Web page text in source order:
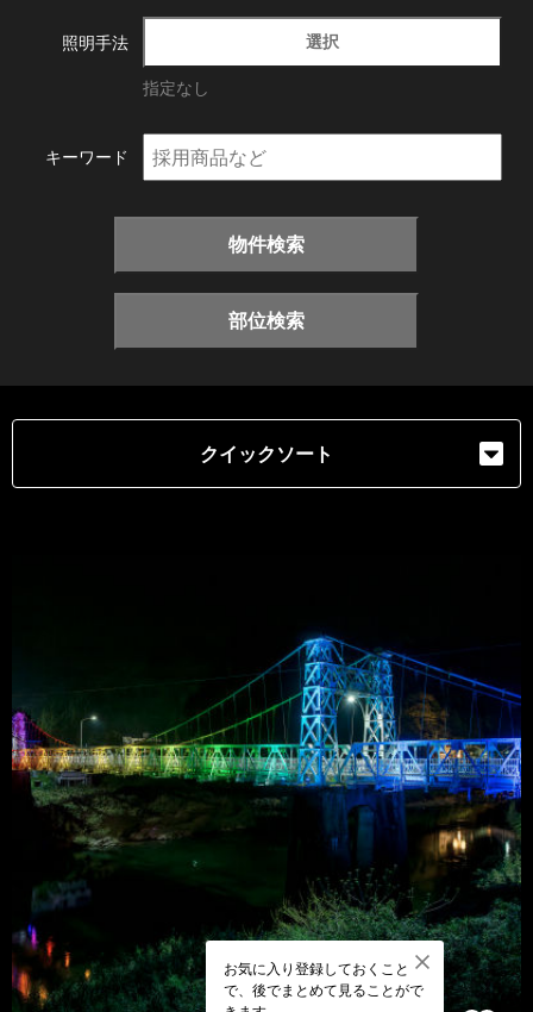
照明手法 選択
指定なし
キーワード
物件検索
部位検索
クイックソート
お気に入り登録しておくこと
で、後でまとめて見ることがで